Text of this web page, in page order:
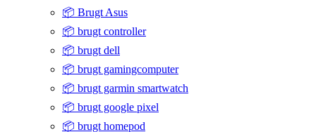
📦 Brugt Asus
📦 brugt controller
📦 brugt dell
📦 brugt gamingcomputer
📦 brugt garmin smartwatch
📦 brugt google pixel
📦 brugt homepod